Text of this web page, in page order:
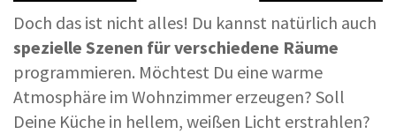
Doch das ist nicht alles! Du kannst natürlich auch
spezielle Szenen für verschiedene Räume
programmieren. Möchtest Du eine warme
Atmosphäre im Wohnzimmer erzeugen? Soll
Deine Küche in hellem, weißen Licht erstrahlen?